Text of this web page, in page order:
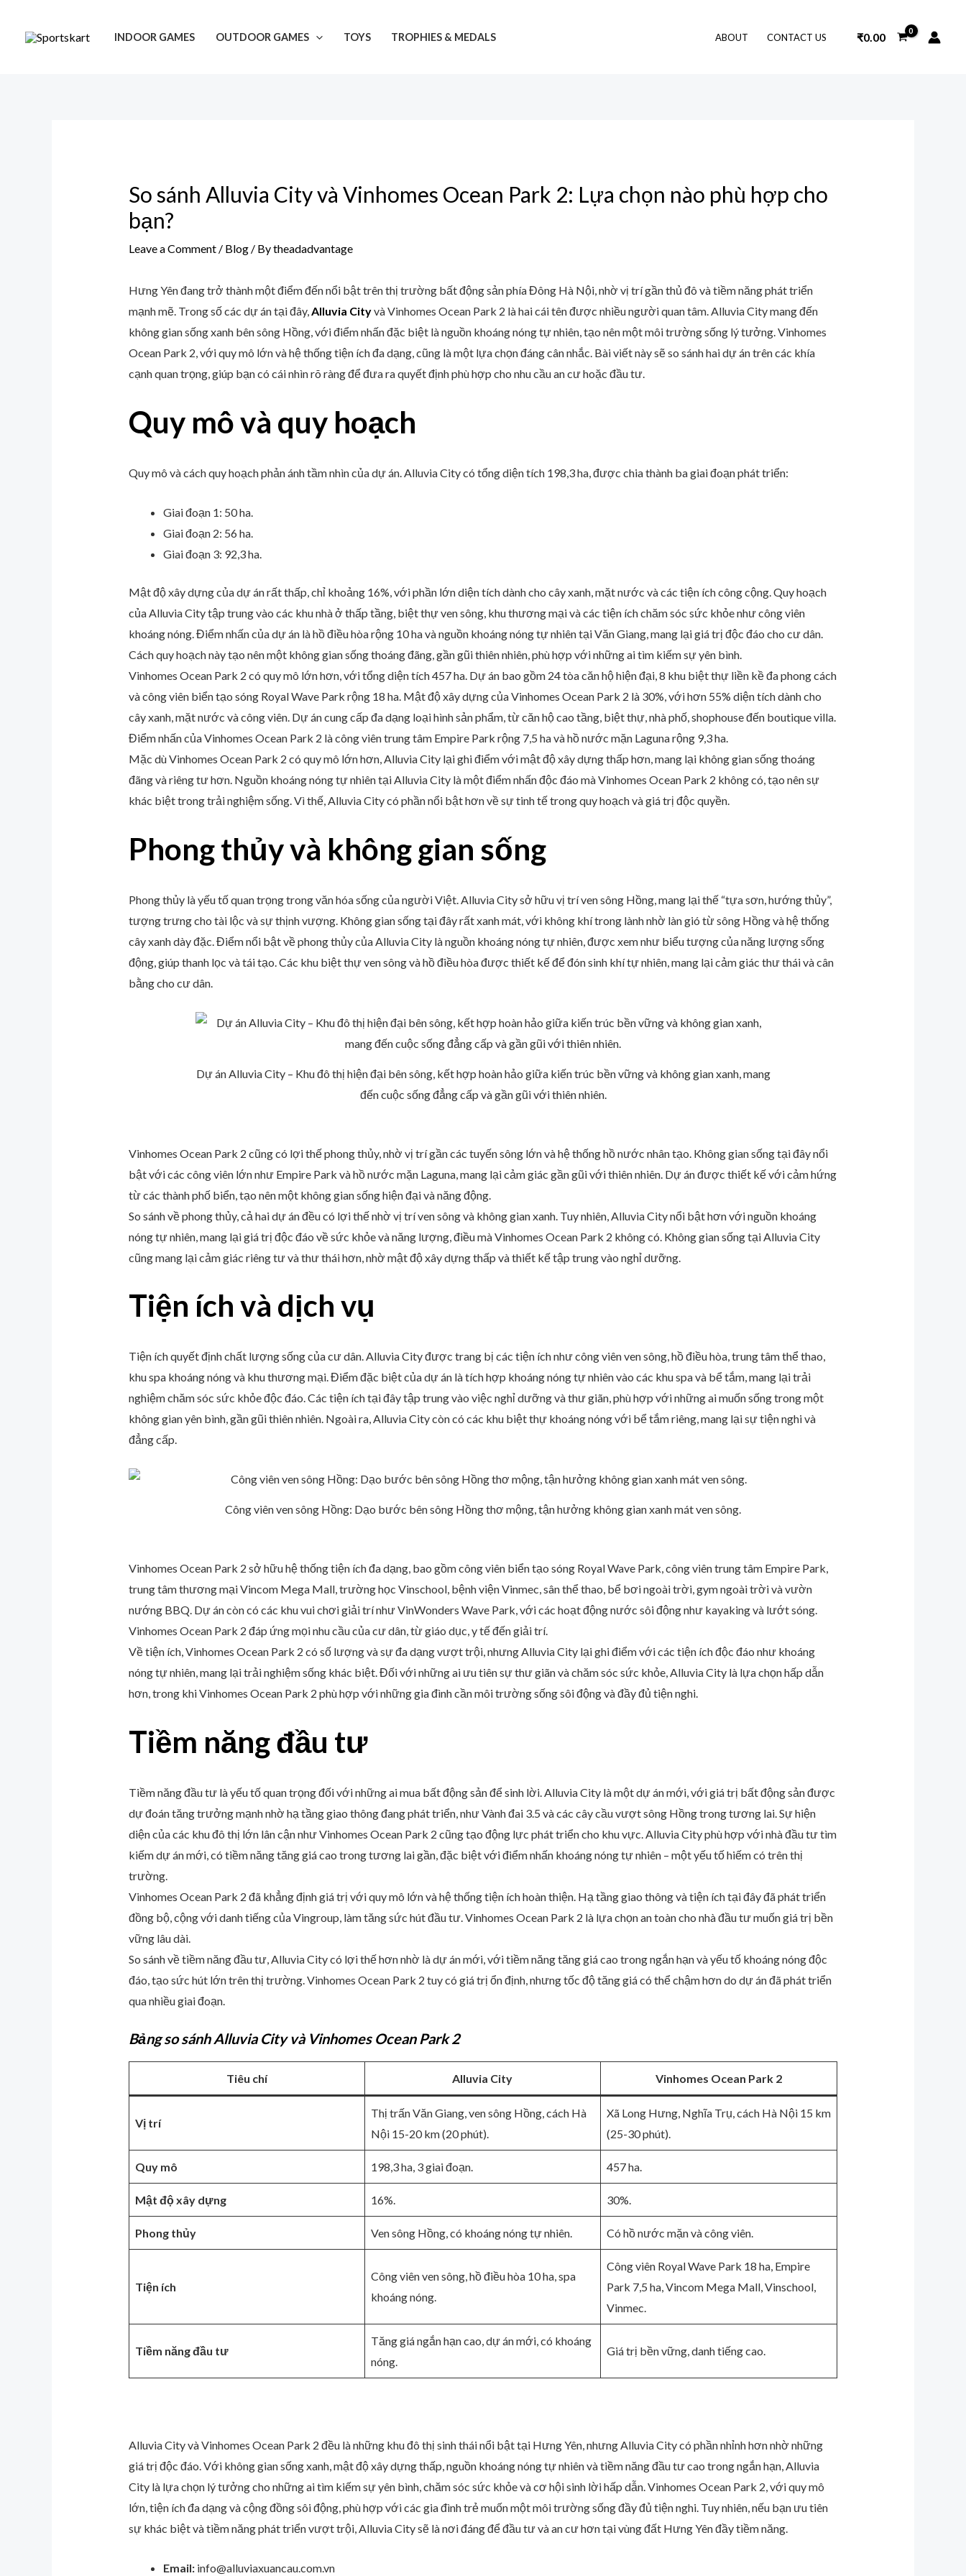
INDOOR GAMES OUTDOOR GAMES TOYS TROPHIES & MEDALS ABOUT CONTACT US ₹0.00
So sánh Alluvia City và Vinhomes Ocean Park 2: Lựa chọn nào phù hợp cho
bạn?
Leave a Comment / Blog/ Bytheadadvantage
Hưng Yên đang trở thành một điểm đến nổi bật trên thị trường bất động sản phía Đông Hà Nội, nhờ vị trí gần thủ đô và tiềm năng phát triển
mạnh mẽ. Trong số các dự án tại đây,Alluvia Cityvà Vinhomes Ocean Park 2 là hai cái tên được nhiều người quan tâm. Alluvia City mang đến
không gian sống xanh bên sông Hồng, với điểm nhấn đặc biệt là nguồn khoáng nóng tự nhiên, tạo nên một môi trường sống lý tưởng. Vinhomes
Ocean Park 2, với quy mô lớn và hệ thống tiện ích đa dạng, cũng là một lựa chọn đáng cân nhắc. Bài viết này sẽ so sánh hai dự án trên các khía
cạnh quan trọng, giúp bạn có cái nhìn rõ ràng để đưa ra quyết định phù hợp cho nhu cầu an cư hoặc đầu tư.
Quy mô và quy hoạch
Quy mô và cách quy hoạch phản ánh tầm nhìn của dự án. Alluvia City có tổng diện tích 198,3 ha, được chia thành ba giai đoạn phát triển:
Giai đoạn 1: 50 ha.
Giai đoạn 2: 56 ha.
Giai đoạn 3: 92,3 ha.
Mật độ xây dựng của dự án rất thấp, chỉ khoảng 16%, với phần lớn diện tích dành cho cây xanh, mặt nước và các tiện ích công cộng. Quy hoạch
của Alluvia City tập trung vào các khu nhà ở thấp tầng, biệt thự ven sông, khu thương mại và các tiện ích chăm sóc sức khỏe như công viên
khoáng nóng. Điểm nhấn của dự án là hồ điều hòa rộng 10 ha và nguồn khoáng nóng tự nhiên tại Văn Giang, mang lại giá trị độc đáo cho cư dân.
Cách quy hoạch này tạo nên một không gian sống thoáng đãng, gần gũi thiên nhiên, phù hợp với những ai tìm kiếm sự yên bình.
Vinhomes Ocean Park 2 có quy mô lớn hơn, với tổng diện tích 457 ha. Dự án bao gồm 24 tòa căn hộ hiện đại, 8 khu biệt thự liền kề đa phong cách
và công viên biển tạo sóng Royal Wave Park rộng 18 ha. Mật độ xây dựng của Vinhomes Ocean Park 2 là 30%, với hơn 55% diện tích dành cho
cây xanh, mặt nước và công viên. Dự án cung cấp đa dạng loại hình sản phẩm, từ căn hộ cao tầng, biệt thự, nhà phố, shophouse đến boutique villa.
Điểm nhấn của Vinhomes Ocean Park 2 là công viên trung tâm Empire Park rộng 7,5 ha và hồ nước mặn Laguna rộng 9,3 ha.
Mặc dù Vinhomes Ocean Park 2 có quy mô lớn hơn, Alluvia City lại ghi điểm với mật độ xây dựng thấp hơn, mang lại không gian sống thoáng
đãng và riêng tư hơn. Nguồn khoáng nóng tự nhiên tại Alluvia City là một điểm nhấn độc đáo mà Vinhomes Ocean Park 2 không có, tạo nên sự
khác biệt trong trải nghiệm sống. Vì thế, Alluvia City có phần nổi bật hơn về sự tinh tế trong quy hoạch và giá trị độc quyền.
Phong thủy và không gian sống
Phong thủy là yếu tố quan trọng trong văn hóa sống của người Việt. Alluvia City sở hữu vị trí ven sông Hồng, mang lại thế “tựa sơn, hướng thủy”,
tượng trưng cho tài lộc và sự thịnh vượng. Không gian sống tại đây rất xanh mát, với không khí trong lành nhờ làn gió từ sông Hồng và hệ thống
cây xanh dày đặc. Điểm nổi bật về phong thủy của Alluvia City là nguồn khoáng nóng tự nhiên, được xem như biểu tượng của năng lượng sống
động, giúp thanh lọc và tái tạo. Các khu biệt thự ven sông và hồ điều hòa được thiết kế để đón sinh khí tự nhiên, mang lại cảm giác thư thái và cân
bằng cho cư dân.
Dự án Alluvia City – Khu đô thị hiện đại bên sông, kết hợp hoàn hảo giữa kiến trúc bền vững và không gian xanh, mang
đến cuộc sống đẳng cấp và gần gũi với thiên nhiên.
Vinhomes Ocean Park 2 cũng có lợi thế phong thủy, nhờ vị trí gần các tuyến sông lớn và hệ thống hồ nước nhân tạo. Không gian sống tại đây nổi
bật với các công viên lớn như Empire Park và hồ nước mặn Laguna, mang lại cảm giác gần gũi với thiên nhiên. Dự án được thiết kế với cảm hứng
từ các thành phố biển, tạo nên một không gian sống hiện đại và năng động.
So sánh về phong thủy, cả hai dự án đều có lợi thế nhờ vị trí ven sông và không gian xanh. Tuy nhiên, Alluvia City nổi bật hơn với nguồn khoáng
nóng tự nhiên, mang lại giá trị độc đáo về sức khỏe và năng lượng, điều mà Vinhomes Ocean Park 2 không có. Không gian sống tại Alluvia City
cũng mang lại cảm giác riêng tư và thư thái hơn, nhờ mật độ xây dựng thấp và thiết kế tập trung vào nghỉ dưỡng.
Tiện ích và dịch vụ
Tiện ích quyết định chất lượng sống của cư dân. Alluvia City được trang bị các tiện ích như công viên ven sông, hồ điều hòa, trung tâm thể thao,
khu spa khoáng nóng và khu thương mại. Điểm đặc biệt của dự án là tích hợp khoáng nóng tự nhiên vào các khu spa và bể tắm, mang lại trải
nghiệm chăm sóc sức khỏe độc đáo. Các tiện ích tại đây tập trung vào việc nghỉ dưỡng và thư giãn, phù hợp với những ai muốn sống trong một
không gian yên bình, gần gũi thiên nhiên. Ngoài ra, Alluvia City còn có các khu biệt thự khoáng nóng với bể tắm riêng, mang lại sự tiện nghi và
đẳng cấp.
Công viên ven sông Hồng: Dạo bước bên sông Hồng thơ mộng, tận hưởng không gian xanh mát ven sông.
Vinhomes Ocean Park 2 sở hữu hệ thống tiện ích đa dạng, bao gồm công viên biển tạo sóng Royal Wave Park, công viên trung tâm Empire Park,
trung tâm thương mại Vincom Mega Mall, trường học Vinschool, bệnh viện Vinmec, sân thể thao, bể bơi ngoài trời, gym ngoài trời và vườn
nướng BBQ. Dự án còn có các khu vui chơi giải trí như VinWonders Wave Park, với các hoạt động nước sôi động như kayaking và lướt sóng.
Vinhomes Ocean Park 2 đáp ứng mọi nhu cầu của cư dân, từ giáo dục, y tế đến giải trí.
Về tiện ích, Vinhomes Ocean Park 2 có số lượng và sự đa dạng vượt trội, nhưng Alluvia City lại ghi điểm với các tiện ích độc đáo như khoáng
nóng tự nhiên, mang lại trải nghiệm sống khác biệt. Đối với những ai ưu tiên sự thư giãn và chăm sóc sức khỏe, Alluvia City là lựa chọn hấp dẫn
hơn, trong khi Vinhomes Ocean Park 2 phù hợp với những gia đình cần môi trường sống sôi động và đầy đủ tiện nghi.
Tiềm năng đầu tư
Tiềm năng đầu tư là yếu tố quan trọng đối với những ai mua bất động sản để sinh lời. Alluvia City là một dự án mới, với giá trị bất động sản được
dự đoán tăng trưởng mạnh nhờ hạ tầng giao thông đang phát triển, như Vành đai 3.5 và các cây cầu vượt sông Hồng trong tương lai. Sự hiện
diện của các khu đô thị lớn lân cận như Vinhomes Ocean Park 2 cũng tạo động lực phát triển cho khu vực. Alluvia City phù hợp với nhà đầu tư tìm
kiếm dự án mới, có tiềm năng tăng giá cao trong tương lai gần, đặc biệt với điểm nhấn khoáng nóng tự nhiên – một yếu tố hiếm có trên thị
trường.
Vinhomes Ocean Park 2 đã khẳng định giá trị với quy mô lớn và hệ thống tiện ích hoàn thiện. Hạ tầng giao thông và tiện ích tại đây đã phát triển
đồng bộ, cộng với danh tiếng của Vingroup, làm tăng sức hút đầu tư. Vinhomes Ocean Park 2 là lựa chọn an toàn cho nhà đầu tư muốn giá trị bền
vững lâu dài.
So sánh về tiềm năng đầu tư, Alluvia City có lợi thế hơn nhờ là dự án mới, với tiềm năng tăng giá cao trong ngắn hạn và yếu tố khoáng nóng độc
đáo, tạo sức hút lớn trên thị trường. Vinhomes Ocean Park 2 tuy có giá trị ổn định, nhưng tốc độ tăng giá có thể chậm hơn do dự án đã phát triển
qua nhiều giai đoạn.
Bảng so sánh Alluvia City và Vinhomes Ocean Park 2
Tiêu chí Alluvia City Vinhomes Ocean Park 2
Vị trí
Thị trấn Văn Giang, ven sông Hồng, cách Hà
Nội 15-20 km (20 phút).
Xã Long Hưng, Nghĩa Trụ, cách Hà Nội 15 km
(25-30 phút).
Quy mô 198,3 ha, 3 giai đoạn. 457 ha.
Mật độ xây dựng 16%. 30%.
Phong thủy Ven sông Hồng, có khoáng nóng tự nhiên. Có hồ nước mặn và công viên.
Tiện ích
Công viên ven sông, hồ điều hòa 10 ha, spa
khoáng nóng.
Công viên Royal Wave Park 18 ha, Empire
Park 7,5 ha, Vincom Mega Mall, Vinschool,
Vinmec.
Tiềm năng đầu tư
Tăng giá ngắn hạn cao, dự án mới, có khoáng
nóng.
Giá trị bền vững, danh tiếng cao.
Alluvia City và Vinhomes Ocean Park 2 đều là những khu đô thị sinh thái nổi bật tại Hưng Yên, nhưng Alluvia City có phần nhỉnh hơn nhờ những
giá trị độc đáo. Với không gian sống xanh, mật độ xây dựng thấp, nguồn khoáng nóng tự nhiên và tiềm năng đầu tư cao trong ngắn hạn, Alluvia
City là lựa chọn lý tưởng cho những ai tìm kiếm sự yên bình, chăm sóc sức khỏe và cơ hội sinh lời hấp dẫn. Vinhomes Ocean Park 2, với quy mô
lớn, tiện ích đa dạng và cộng đồng sôi động, phù hợp với các gia đình trẻ muốn một môi trường sống đầy đủ tiện nghi. Tuy nhiên, nếu bạn ưu tiên
sự khác biệt và tiềm năng phát triển vượt trội, Alluvia City sẽ là nơi đáng để đầu tư và an cư hơn tại vùng đất Hưng Yên đầy tiềm năng.
Email: info@alluviaxuancau.com.vn
navigation